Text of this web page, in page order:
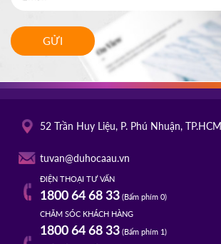
GỬI
52 Trần Huy Liệu, P. Phú Nhuận, TP.HCM
tuvan@duhocaau.vn
ĐIỆN THOẠI TƯ VẤN
1800 64 68 33(Bấm phím 0)
CHĂM SÓC KHÁCH HÀNG
1800 64 68 33(Bấm phím 1)